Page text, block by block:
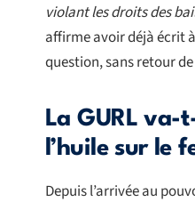
violant les droits des
affirme avoir déjà écrit
question, sans retour
La GURL va-
l’huile sur le
Depuis l’arrivée au